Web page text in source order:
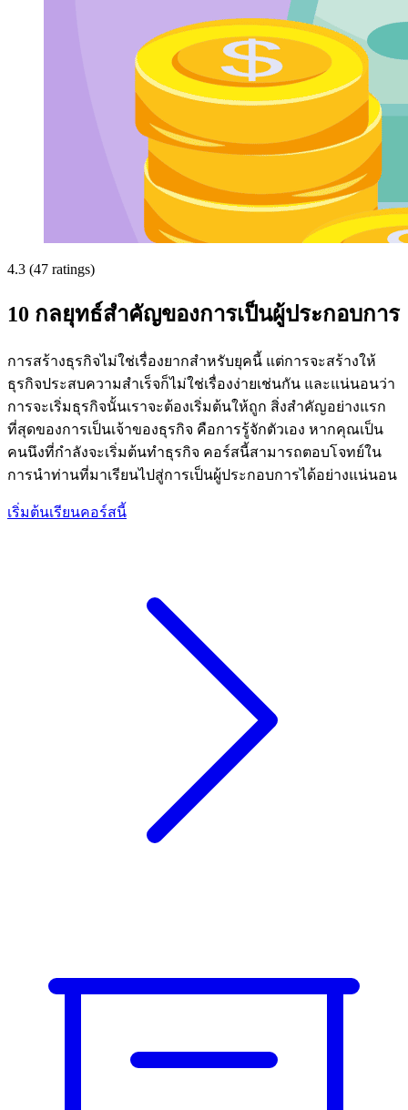
4.3 (47 ratings)
10 กลยุทธ์สำคัญของการเป็นผู้ประกอบการ
การสร้างธุรกิจไม่ใช่เรื่องยากสำหรับยุคนี้ แต่การจะสร้างให้
ธุรกิจประสบความสำเร็จก็ไม่ใช่เรื่องง่ายเช่นกัน และแน่นอนว่า
การจะเริ่มธุรกิจนั้นเราจะต้องเริ่มต้นให้ถูก สิ่งสำคัญอย่างแรก
ที่สุดของการเป็นเจ้าของธุรกิจ คือการรู้จักตัวเอง หากคุณเป็น
คนนึงที่กำลังจะเริ่มต้นทำธุรกิจ คอร์สนี้สามารถตอบโจทย์ใน
การนำท่านที่มาเรียนไปสู่การเป็นผู้ประกอบการได้อย่างแน่นอน
เริ่มต้นเรียนคอร์สนี้